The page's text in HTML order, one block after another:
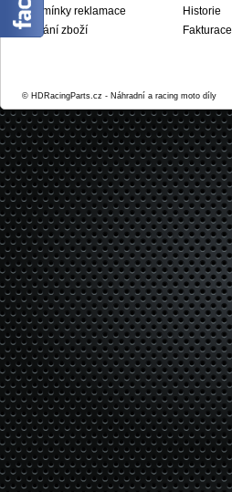
Podmínky reklamace
Dodání zboží
Historie
Fakturace
© HDRacingParts.cz - Náhradní a racing moto díly